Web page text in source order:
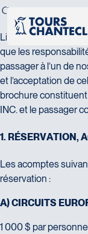
C
Lisez attentivement
que les
passager à l’un de
et l’acceptation de
brochure
INC. et le passager
1. RÉSERVATION, A
Les acomptes
réservation :
A) CIRCUITS
1 000 $ par personne